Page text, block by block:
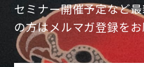
セミナー開催予定など
の方はメルマガ登録をお